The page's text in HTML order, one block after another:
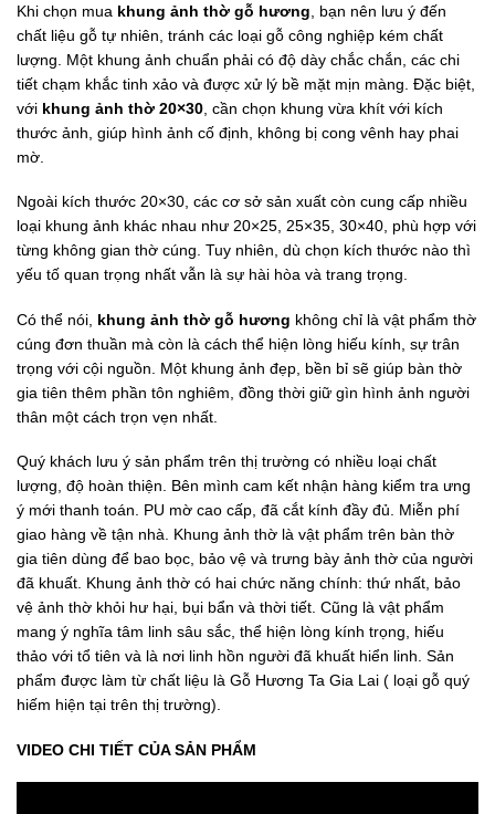
Khi chọn mua khung ảnh thờ gỗ hương , bạn nên lưu ý đến
chất liệu gỗ tự nhiên, tránh các loại gỗ công nghiệp kém chất
lượng. Một khung ảnh chuẩn phải có độ dày chắc chắn, các chi
tiết chạm khắc tinh xảo và được xử lý bề mặt mịn màng. Đặc biệt,
với khung ảnh thờ 20×30 , cần chọn khung vừa khít với kích
thước ảnh, giúp hình ảnh cố định, không bị cong vênh hay phai
mờ.
Ngoài kích thước 20×30, các cơ sở sản xuất còn cung cấp nhiều
loại khung ảnh khác nhau như 20×25, 25×35, 30×40, phù hợp với
từng không gian thờ cúng. Tuy nhiên, dù chọn kích thước nào thì
yếu tố quan trọng nhất vẫn là sự hài hòa và trang trọng.
Có thể nói, khung ảnh thờ gỗ hương không chỉ là vật phẩm thờ
cúng đơn thuần mà còn là cách thể hiện lòng hiếu kính, sự trân
trọng với cội nguồn. Một khung ảnh đẹp, bền bỉ sẽ giúp bàn thờ
gia tiên thêm phần tôn nghiêm, đồng thời giữ gìn hình ảnh người
thân một cách trọn vẹn nhất.
Quý khách lưu ý sản phẩm trên thị trường có nhiều loại chất
lượng, độ hoàn thiện. Bên mình cam kết nhận hàng kiểm tra ưng
ý mới thanh toán. PU mờ cao cấp, đã cắt kính đầy đủ. Miễn phí
giao hàng về tận nhà. Khung ảnh thờ là vật phẩm trên bàn thờ
gia tiên dùng để bao bọc, bảo vệ và trưng bày ảnh thờ của người
đã khuất. Khung ảnh thờ có hai chức năng chính: thứ nhất, bảo
vệ ảnh thờ khỏi hư hại, bụi bẩn và thời tiết. Cũng là vật phẩm
mang ý nghĩa tâm linh sâu sắc, thể hiện lòng kính trọng, hiếu
thảo với tổ tiên và là nơi linh hồn người đã khuất hiển linh. Sản
phẩm được làm từ chất liệu là Gỗ Hương Ta Gia Lai ( loại gỗ quý
hiếm hiện tại trên thị trường).
VIDEO CHI TIẾT CỦA SẢN PHẨM